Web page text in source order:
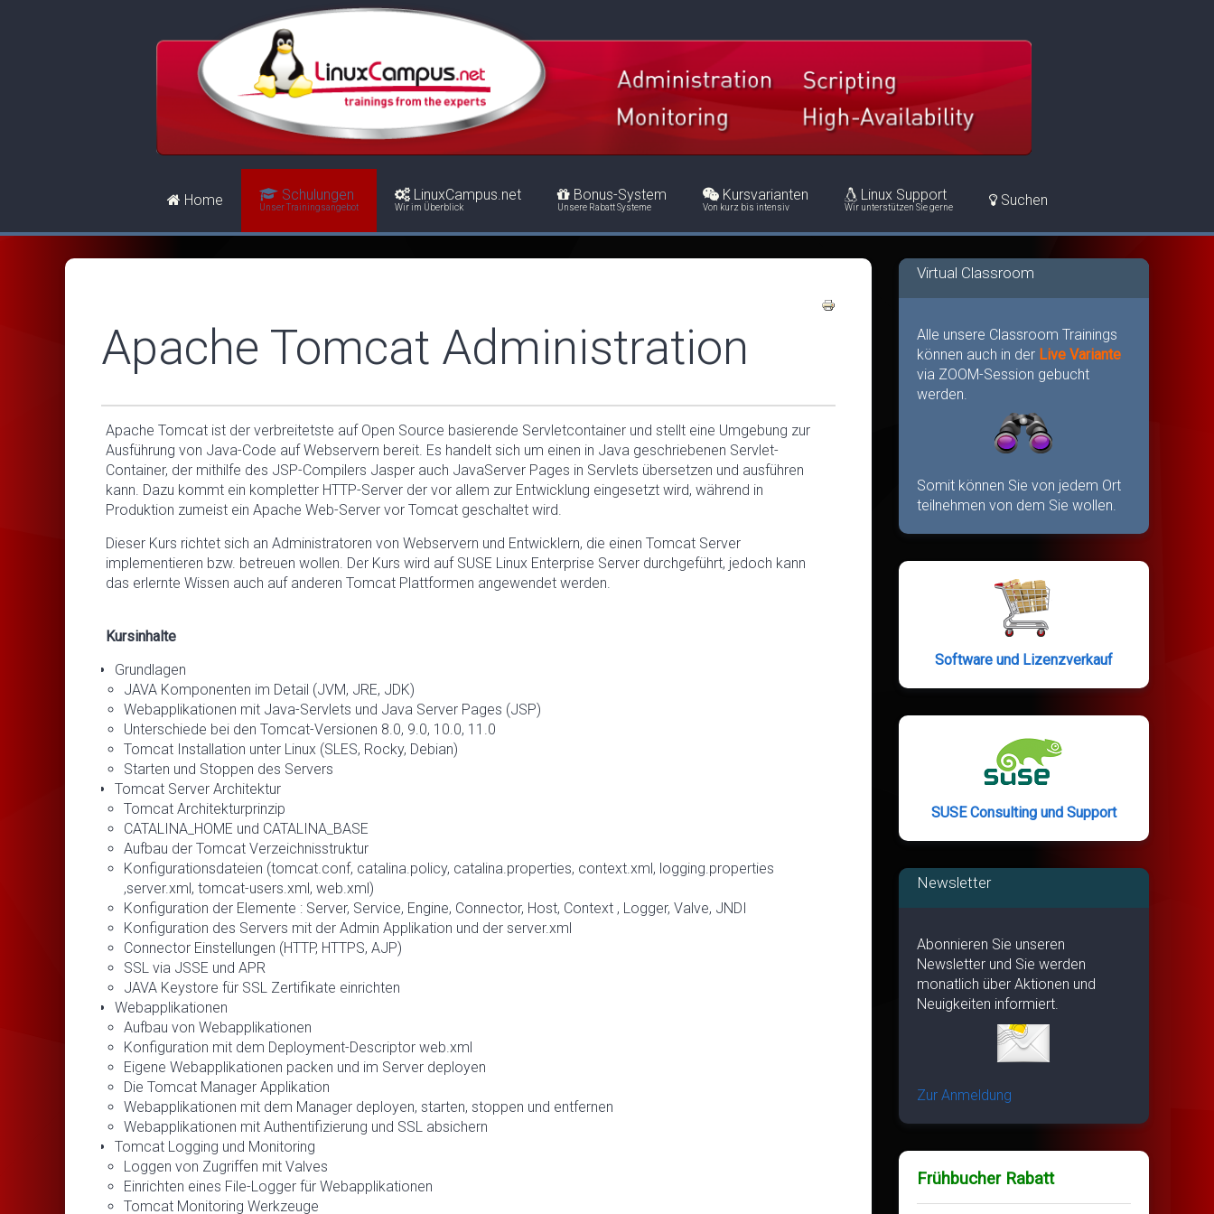
Home Schulungen
Unser Trainingsangebot
LinuxCampus.net
Wir im Überblick
Bonus-System
Unsere Rabatt Systeme
Kursvarianten
Von kurz bis intensiv
Linux Support
Wir unterstützen Sie gerne Suchen
Apache Tomcat Administration
Apache Tomcat ist der verbreitetste auf Open Source basierende Servletcontainer und stellt eine Umgebung zur
Ausführung von Java-Code auf Webservern bereit. Es handelt sich um einen in Java geschriebenen Servlet-
Container, der mithilfe des JSP-Compilers Jasper auch JavaServer Pages in Servlets übersetzen und ausführen
kann. Dazu kommt ein kompletter HTTP-Server der vor allem zur Entwicklung eingesetzt wird, während in
Produktion zumeist ein Apache Web-Server vor Tomcat geschaltet wird.
Dieser Kurs richtet sich an Administratoren von Webservern und Entwicklern, die einen Tomcat Server
implementieren bzw. betreuen wollen. Der Kurs wird auf SUSE Linux Enterprise Server durchgeführt, jedoch kann
das erlernte Wissen auch auf anderen Tomcat Plattformen angewendet werden.
Kursinhalte
Grundlagen
JAVA Komponenten im Detail (JVM, JRE, JDK)
Webapplikationen mit Java-Servlets und Java Server Pages (JSP)
Unterschiede bei den Tomcat-Versionen 8.0, 9.0, 10.0, 11.0
Tomcat Installation unter Linux (SLES, Rocky, Debian)
Starten und Stoppen des Servers
Tomcat Server Architektur
Tomcat Architekturprinzip
CATALINA_HOME und CATALINA_BASE
Aufbau der Tomcat Verzeichnisstruktur
Konfigurationsdateien (tomcat.conf, catalina.policy, catalina.properties, context.xml, logging.properties
,server.xml, tomcat-users.xml, web.xml)
Konfiguration der Elemente : Server, Service, Engine, Connector, Host, Context , Logger, Valve, JNDI
Konfiguration des Servers mit der Admin Applikation und der server.xml
Connector Einstellungen (HTTP, HTTPS, AJP)
SSL via JSSE und APR
JAVA Keystore für SSL Zertifikate einrichten
Webapplikationen
Aufbau von Webapplikationen
Konfiguration mit dem Deployment-Descriptor web.xml
Eigene Webapplikationen packen und im Server deployen
Die Tomcat Manager Applikation
Webapplikationen mit dem Manager deployen, starten, stoppen und entfernen
Webapplikationen mit Authentifizierung und SSL absichern
Tomcat Logging und Monitoring
Loggen von Zugriffen mit Valves
Einrichten eines File-Logger für Webapplikationen
Tomcat Monitoring Werkzeuge
Virtual Classroom
Alle unsere Classroom Trainings
können auch in der Live Variante
via ZOOM-Session gebucht
werden.
Somit können Sie von jedem Ort
teilnehmen von dem Sie wollen.
Software und Lizenzverkauf
SUSE Consulting und Support
Newsletter
Abonnieren Sie unseren
Newsletter und Sie werden
monatlich über Aktionen und
Neuigkeiten informiert.
Zur Anmeldung
Frühbucher Rabatt